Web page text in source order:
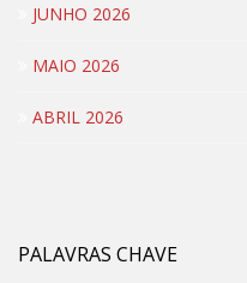
JUNHO 2026
MAIO 2026
ABRIL 2026
PALAVRAS CHAVE